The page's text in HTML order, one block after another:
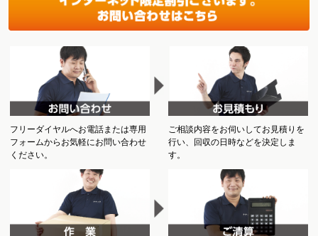
フリーダイヤルへお電話または専用
フォームからお気軽にお問い合わせ
ください。
ご相談内容をお伺いしてお見積りを
行い、回収の日時などを決定しま
す。